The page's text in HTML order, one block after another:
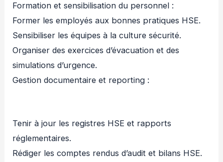
Formation et sensibilisation du personnel :
Former les employés aux bonnes pratiques HSE.
Sensibiliser les équipes à la culture sécurité.
Organiser des exercices d’évacuation et des
simulations d’urgence.
Gestion documentaire et reporting :
Tenir à jour les registres HSE et rapports
réglementaires.
Rédiger les comptes rendus d’audit et bilans HSE.